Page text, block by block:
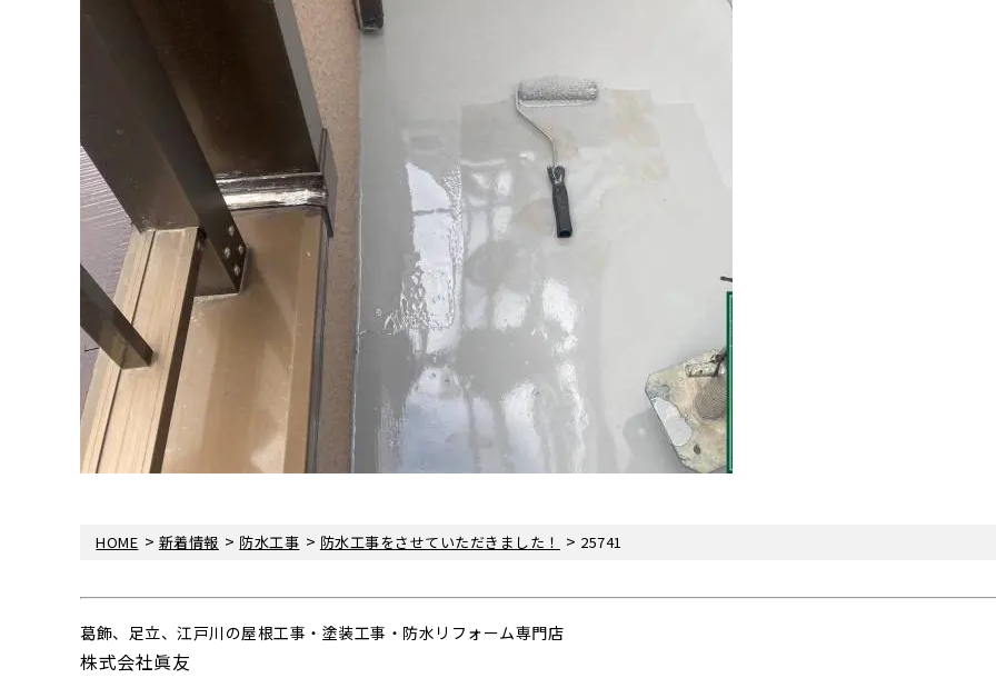
HOME > 新着情報 > 防水工事 > 防水工事をさせていただきました！ > 25741
葛飾、足立、江戸川の屋根工事・塗装工事・防水リフォーム専門店
株式会社眞友